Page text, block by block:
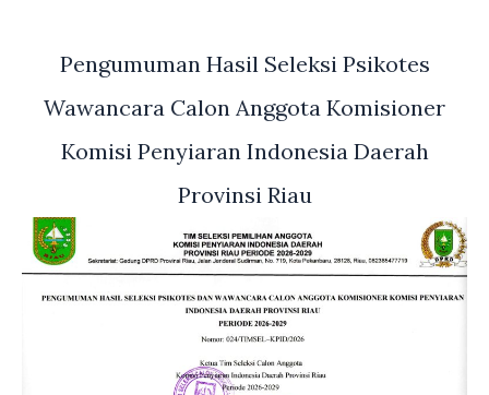
Pengumuman Hasil Seleksi Psikotes
Wawancara Calon Anggota Komisioner
Komisi Penyiaran Indonesia Daerah
Provinsi Riau